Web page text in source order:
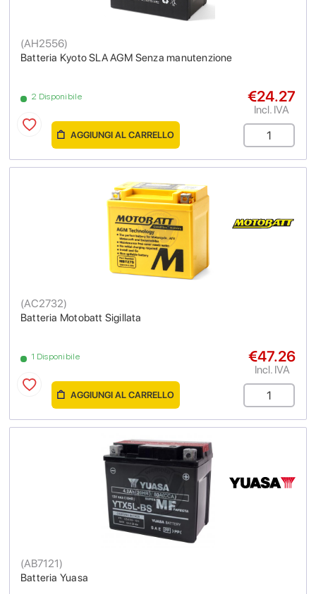
Batteria Kyoto SLA AGM Senza manutenzione
(AH2556)
2 Disponibile €24.27
Incl. IVA
AGGIUNGI AL CARRELLO
Batteria Motobatt Sigillata
(AC2732)
1 Disponibile €47.26
Incl. IVA
AGGIUNGI AL CARRELLO
Batteria Yuasa
(AB7121)